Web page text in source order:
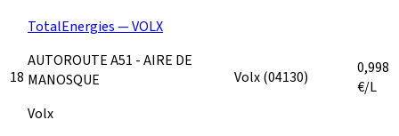
18
TotalEnergies — VOLX
AUTOROUTE A51 - AIRE DE
MANOSQUE
Volx
Volx(04130)
0,998
€/L